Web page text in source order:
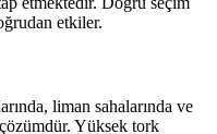
etkiler.
liman sahalarında ve
Yüksek tork